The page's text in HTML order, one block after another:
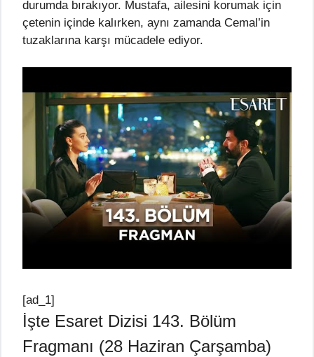
durumda bırakıyor. Mustafa, ailesini korumak için
çetenin içinde kalırken, aynı zamanda Cemal’in
tuzaklarına karşı mücadele ediyor.
[ad_1]
İşte Esaret Dizisi 143. Bölüm
Fragmanı (28 Haziran Çarşamba)